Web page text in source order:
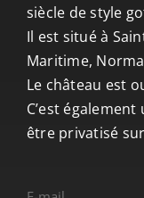
siècle de style
Il est situé à
Maritime,
Le château est
C’est
être privatisé